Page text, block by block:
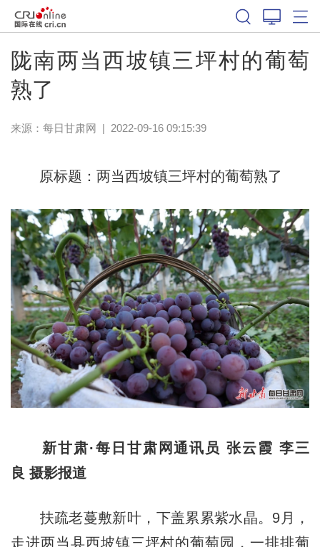
陇南两当西坡镇三坪村的葡萄
熟了
来源： 每日甘肃网 | 2022-09-16 09:15:39
原标题：两当西坡镇三坪村的葡萄熟了
新甘肃·每日甘肃网通讯员 张云霞 李三
良 摄影报道
扶疏老蔓敷新叶，下盖累累紫水晶。9月，
走进两当县西坡镇三坪村的葡萄园，一排排葡